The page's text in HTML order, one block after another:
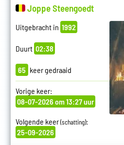
Joppe Steengoedt
Uitgebracht in 1992
Duurt 02:38
65 keer gedraaid
Vorige keer:
08-07-2026 om 13:27 uur
Volgende keer(schatting):
25-09-2026